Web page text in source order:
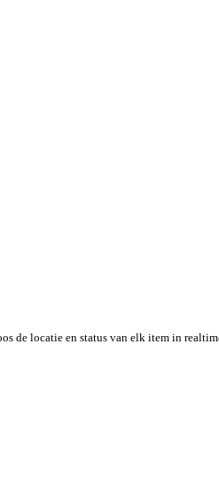
je moeiteloos de locatie en